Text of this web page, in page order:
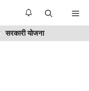
सरकारी योजना